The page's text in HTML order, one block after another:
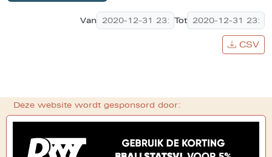
Van Tot
CSV
Deze website wordt gesponsord door: